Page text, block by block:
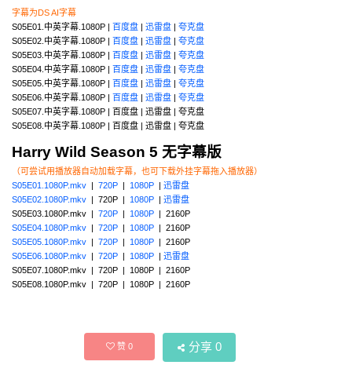
字幕为DS AI字幕
S05E01.中英字幕.1080P | 百度盘 | 迅雷盘 | 夸克盘
S05E02.中英字幕.1080P | 百度盘 | 迅雷盘 | 夸克盘
S05E03.中英字幕.1080P | 百度盘 | 迅雷盘 | 夸克盘
S05E04.中英字幕.1080P | 百度盘 | 迅雷盘 | 夸克盘
S05E05.中英字幕.1080P | 百度盘 | 迅雷盘 | 夸克盘
S05E06.中英字幕.1080P | 百度盘 | 迅雷盘 | 夸克盘
S05E07.中英字幕.1080P | 百度盘 | 迅雷盘 | 夸克盘
S05E08.中英字幕.1080P | 百度盘 | 迅雷盘 | 夸克盘
Harry Wild Season 5 无字幕版
（可尝试用播放器自动加载字幕，也可下载外挂字幕拖入播放器）
S05E01.1080P.mkv | 720P | 1080P | 迅雷盘
S05E02.1080P.mkv | 720P | 1080P | 迅雷盘
S05E03.1080P.mkv | 720P | 1080P | 2160P
S05E04.1080P.mkv | 720P | 1080P | 2160P
S05E05.1080P.mkv | 720P | 1080P | 2160P
S05E06.1080P.mkv | 720P | 1080P | 迅雷盘
S05E07.1080P.mkv | 720P | 1080P | 2160P
S05E08.1080P.mkv | 720P | 1080P | 2160P
赞0 分享 0